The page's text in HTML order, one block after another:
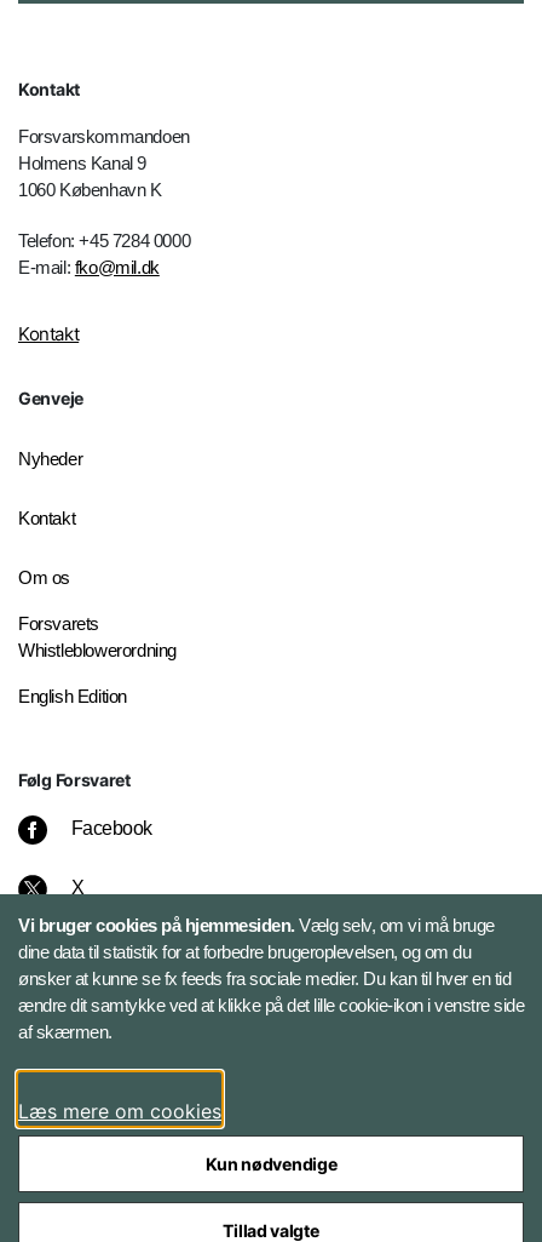
Kontakt
Forsvarskommandoen
Holmens Kanal 9
1060 København K
Telefon: +45 7284 0000
E-mail: fko@mil.dk
Kontakt
Genveje
Nyheder
Kontakt
Om os
Forsvarets
Whistleblowerordning
English Edition
Følg Forsvaret
Facebook
X
Instagram
Bluesky
LinkedIn
Vi bruger cookies på hjemmesiden.Vælg selv, om vi må bruge
dine data til statistik for at forbedre brugeroplevelsen, og om du
ønsker at kunne se fx feeds fra sociale medier. Du kan til hver en tid
ændre dit samtykke ved at klikke på det lille cookie-ikon i venstre side
af skærmen.
Læs mere om cookies
Kun nødvendige
Tillad valgte